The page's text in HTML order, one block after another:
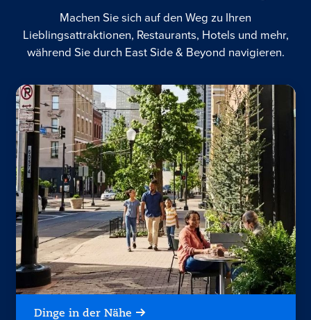
Machen Sie sich auf den Weg zu Ihren
Lieblingsattraktionen, Restaurants, Hotels und mehr,
während Sie durch East Side & Beyond navigieren.
Dinge in der Nähe